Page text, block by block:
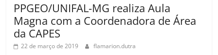
PPGEO/UNIFAL-MG realiza Aula
Magna com a Coordenadora de Área
da CAPES
22 de março de 2019 flamarion.dutra